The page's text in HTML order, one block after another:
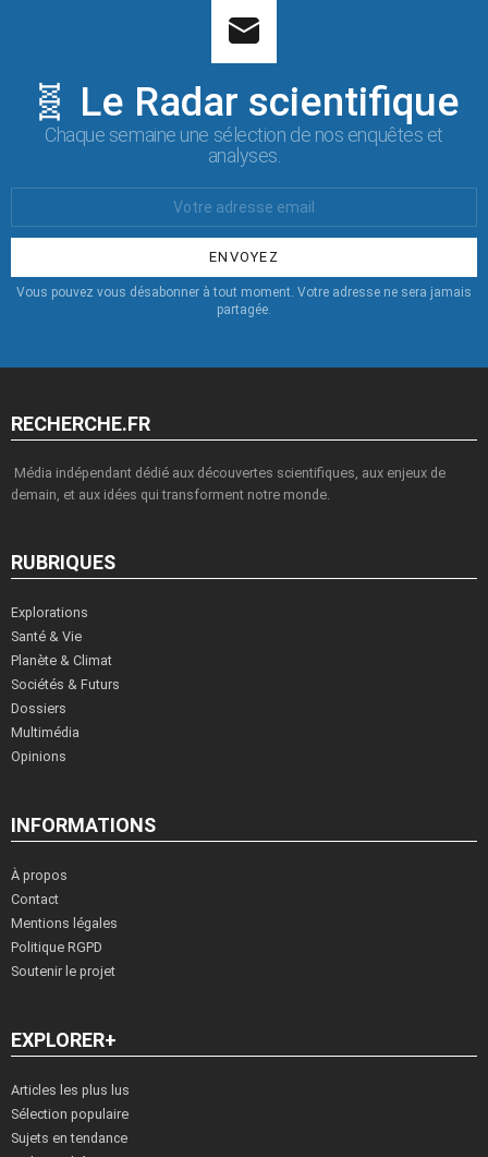
🧬 Le Radar scientifique
Chaque semaine une sélection de nos enquêtes et
analyses.
:
Vous pouvez vous désabonner à tout moment. Votre adresse ne sera jamais
partagée.
RECHERCHE.FR
Média indépendant dédié aux découvertes scientifiques, aux enjeux de
demain, et aux idées qui transforment notre monde.
RUBRIQUES
Explorations
Santé & Vie
Planète & Climat
Sociétés & Futurs
Dossiers
Multimédia
Opinions
INFORMATIONS
À propos
Contact
Mentions légales
Politique RGPD
Soutenir le projet
EXPLORER+
Articles les plus lus
Sélection populaire
Sujets en tendance